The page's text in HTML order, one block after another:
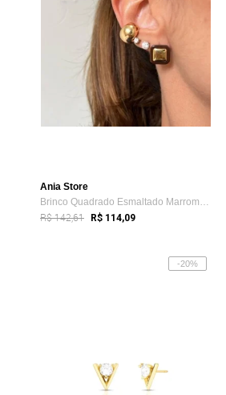
Ania Store
Brinco Quadrado Esmaltado Marrom Semijoi...
R$ 142,61 R$ 114,09
-20%